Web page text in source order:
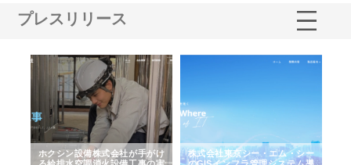
プレスリリース
ホクシン設備株式会社が手がけ
株式会社東京シー・エム・シー